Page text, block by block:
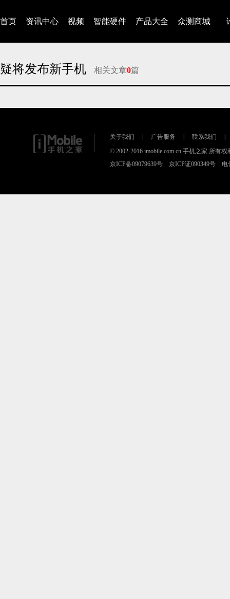
首页 资讯中心 视频 智能硬件 产品大全 众测商城
疑将发布新手机 相关文章0篇
关于我们 广告服务 联系我们
© 2002-2016 imobile.com.cn 手机之家 所有权
京ICP备09079639号 京ICP证090349号 电